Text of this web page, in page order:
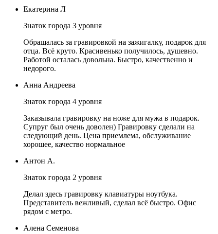
Екатерина Л
Знаток города 3 уровня
Обращалась за гравировкой на зажигалку, подарок для
отца. Всё круто. Красивенько получилось, душевно.
Работой осталась довольна. Быстро, качественно и
недорого.
Анна Андреева
Знаток города 4 уровня
Заказывала гравировку на ноже для мужа в подарок.
Супруг был очень доволен) Гравировку сделали на
следующий день. Цена приемлема, обслуживание
хорошее, качество нормальное
Антон А.
Знаток города 2 уровня
Делал здесь гравировку клавиатуры ноутбука.
Представитель вежливый, сделал всё быстро. Офис
рядом с метро.
Алена Семенова